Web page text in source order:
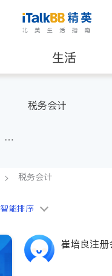
生活
会计师
非盈利组织
税务会计
税务会计
智能排序
崔培良注册